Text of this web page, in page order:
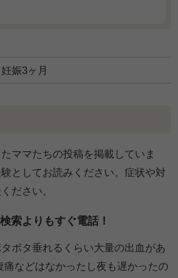
妊娠3ヶ月
ママたちの投稿を掲載していま
としてお読みください。症状や対
ださい。
索よりもすぐ電話！
ボタ垂れるくらい大量の出血があ
痛などはなかったし夜も遅かったの